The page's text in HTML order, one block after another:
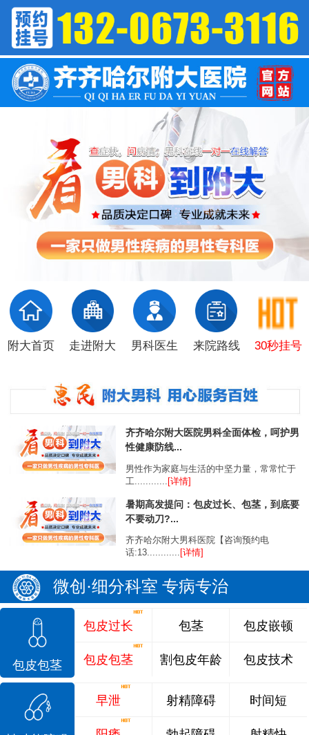
附大首页 走进附大 男科医生 来院路线 30秒挂号
齐齐哈尔附大医院男科全面体检，呵护男
性健康防线...
男性作为家庭与生活的中坚力量，常常忙于
工............
[详情]
暑期高发提问：包皮过长、包茎，到底要
不要动刀?...
齐齐哈尔附大男科医院【咨询预约电
话:13............ [详情]
微创·细分科室 专病专治
包皮包茎
包皮过长
包皮包茎
包茎
割包皮年龄
包皮嵌顿
包皮技术
早泄 射精障碍 时间短